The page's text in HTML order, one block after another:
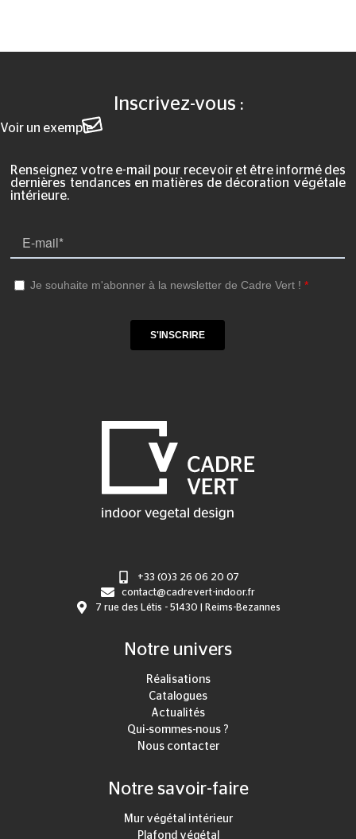
Inscrivez-vous :
Voir un exemple
Renseignez votre e-mail pour recevoir et être informé des
dernières tendances en matières de décoration végétale
intérieure.
+33 (0)3 26 06 20 07
contact@cadrevert-indoor.fr
7 rue des Létis - 51430 | Reims-Bezannes
Notre univers
Réalisations
Catalogues
Actualités
Qui-sommes-nous ?
Nous contacter
Notre savoir-faire
Mur végétal intérieur
Plafond végétal